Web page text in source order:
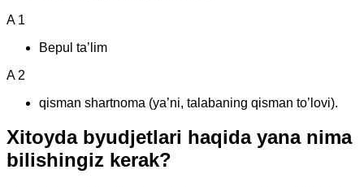
A 1
Bepul ta’lim
A 2
qisman shartnoma (ya’ni, talabaning qisman to’lovi).
Xitoyda byudjetlari haqida yana nima
bilishingiz kerak?